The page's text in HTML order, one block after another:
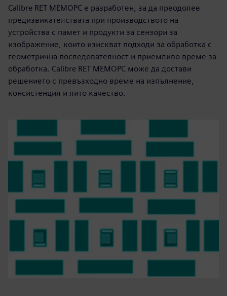
Calibre RET MEMOPC е разработен, за да преодолее
предизвикателствата при производството на
устройства с памет и продукти за сензори за
изображение, които изискват подходи за обработка с
геометрична последователност и приемливо време за
обработка. Calibre RET MEMOPC може да достави
решението с превъзходно време на изпълнение,
консистенция и лито качество.